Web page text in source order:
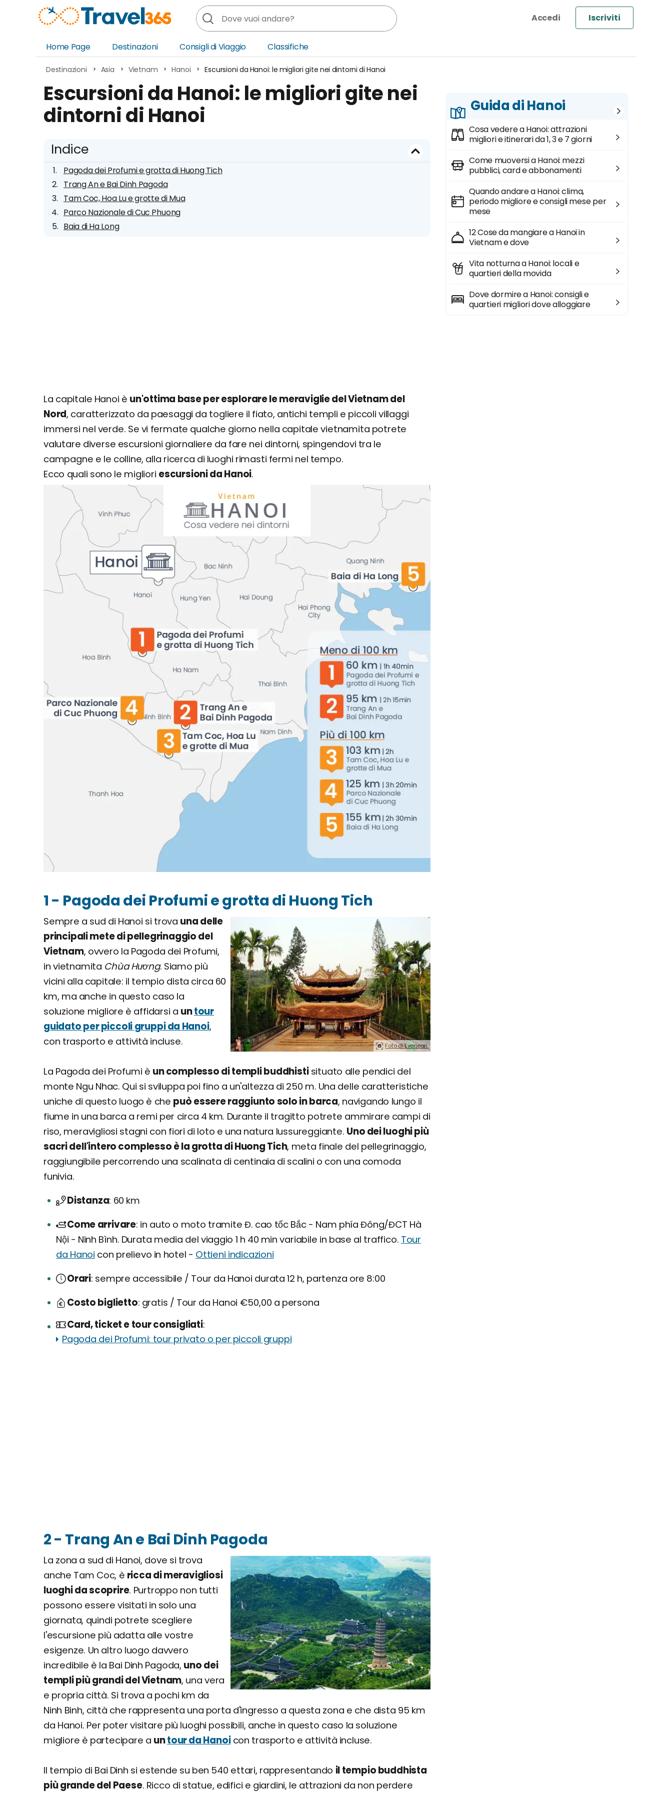
Iscriviti
Home Page
Destinazioni
Africa
Europa
Oceania
Nord America
America Centrale
Sud America
Medio Oriente
Consigli di Viaggio Classifiche
Destinazioni Asia Vietnam Hanoi Escursioni da Hanoi: le migliori gite nei dintorni di Hanoi
Escursioni da Hanoi: le migliori gite nei
dintorni di Hanoi
Indice
Pagoda dei Profumi e grotta di Huong Tich
Trang An e Bai Dinh Pagoda
Tam Coc, Hoa Lu e grotte di Mua
Parco Nazionale di Cuc Phuong
Baia di Ha Long
La capitale Hanoi è un'ottima base per esplorare le meraviglie del Vietnam del
Nord, caratterizzato da paesaggi da togliere il fiato, antichi templi e piccoli villaggi
immersi nel verde. Se vi fermate qualche giorno nella capitale vietnamita potrete
valutare diverse escursioni giornaliere da fare nei dintorni, spingendovi tra le
campagne e le colline, alla ricerca di luoghi rimasti fermi nel tempo.
Ecco quali sono le migliori escursioni da Hanoi.
1 - Pagoda dei Profumi e grotta di Huong Tich
Foto di Everjean.
Sempre a sud di Hanoi si trova una delle
principali mete di pellegrinaggio del
Vietnam, ovvero la Pagoda dei Profumi,
in vietnamita Chùa Hương. Siamo più
vicini alla capitale: il tempio dista circa 60
km, ma anche in questo caso la
soluzione migliore è affidarsi a untour
guidato per piccoli gruppi da Hanoi,
con trasporto e attività incluse.
La Pagoda dei Profumi è un complesso di templi buddhistisituato alle pendici del
monte Ngu Nhac. Qui si sviluppa poi fino a un'altezza di 250 m. Una delle caratteristiche
uniche di questo luogo è che può essere raggiunto solo in barca, navigando lungo il
fiume in una barca a remi per circa 4 km. Durante il tragitto potrete ammirare campi di
riso, meravigliosi stagni con fiori di loto e una natura lussureggiante. Uno dei luoghi più
sacri dell'intero complesso è la grotta di Huong Tich, meta finale del pellegrinaggio,
raggiungibile percorrendo una scalinata di centinaia di scalini o con una comoda
funivia.
Distanza 60 km
Come arrivare in auto o moto tramite Đ. cao tốc Bắc - Nam phía Đông/ĐCT Hà
Nội - Ninh Bình. Durata media del viaggio 1 h 40 min variabile in base al traffico. Tour
da Hanoi con prelievo in hotel - Ottieni indicazioni
Orari sempre accessibile / Tour da Hanoi durata 12 h, partenza ore 8:00
Costo biglietto gratis / Tour da Hanoi €50,00 a persona
Card, ticket e tour consigliati
Pagoda dei Profumi: tour privato o per piccoli gruppi
2 - Trang An e Bai Dinh Pagoda
La zona a sud di Hanoi, dove si trova
anche Tam Coc, è ricca di meravigliosi
luoghi da scoprire. Purtroppo non tutti
possono essere visitati in solo una
giornata, quindi potrete scegliere
l'escursione più adatta alle vostre
esigenze. Un altro luogo davvero
incredibile è la Bai Dinh Pagoda, uno dei
templi più grandi del Vietnam, una vera
e propria città. Si trova a pochi km da
Ninh Binh, città che rappresenta una porta d'ingresso a questa zona e che dista 95 km
da Hanoi. Per poter visitare più luoghi possibili, anche in questo caso la soluzione
migliore è partecipare a untour da Hanoicon trasporto e attività incluse.
Il tempio di Bai Dinh si estende su ben 540 ettari, rappresentando il tempio buddhista
più grande del Paese. Ricco di statue, edifici e giardini, le attrazioni da non perdere
Guida di Hanoi
Cosa vedere a Hanoi: attrazioni
migliori e itinerari da 1, 3 e 7 giorni
Come muoversi a Hanoi: mezzi
pubblici, card e abbonamenti
Quando andare a Hanoi: clima,
periodo migliore e consigli mese per
mese
12 Cose da mangiare a Hanoi in
Vietnam e dove
Vita notturna a Hanoi: locali e
quartieri della movida
Dove dormire a Hanoi: consigli e
quartieri migliori dove alloggiare